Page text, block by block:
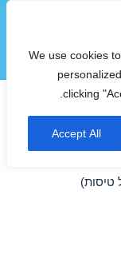
We use cookies
clicking
Accept All
תפריטים
ווידג'טים
סוף –
טיסות)